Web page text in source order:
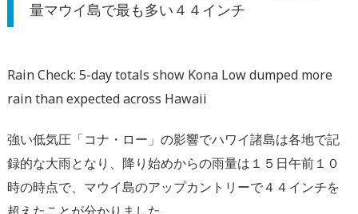
量マウイ島で最も多い４４インチ
Rain Check: 5-day totals show Kona Low dumped more
rain than expected across Hawaii
強い低気圧「コナ・ロー」の影響でハワイ諸島は各地で記
録的な大雨となり、降り始めからの雨量は１５日午前１０
時の時点で、マウイ島のアップカントリーで４４インチを